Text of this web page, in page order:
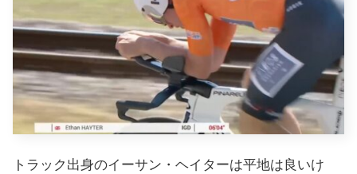
トラック出身のイーサン・ヘイターは平地は良いけ